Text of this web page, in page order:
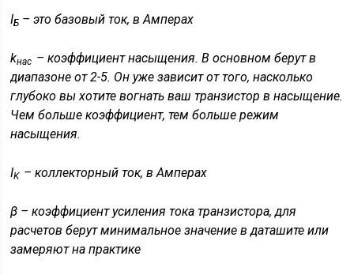
IБ – это базовый ток, в Амперах
kнас – коэффициент насыщения. В основном берут в
диапазоне от 2-5. Он уже зависит от того, насколько
глубоко вы хотите вогнать ваш транзистор в насыщение.
Чем больше коэффициент, тем больше режим
насыщения.
IK – коллекторный ток, в Амперах
β – коэффициент усиления тока транзистора, для
расчетов берут минимальное значение в даташите или
замеряют на практике